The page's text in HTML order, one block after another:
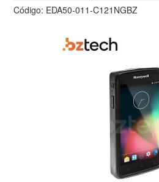
Código: EDA50-011-C121NGBZ